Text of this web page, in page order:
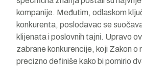
kompanije. Međutim, odlaskom
konkurenta, poslodavac se
klijenata i poslovnih tajni. Upravo
zabrane konkurencije, koji Zakon o
precizno definiše kako bi pomirio